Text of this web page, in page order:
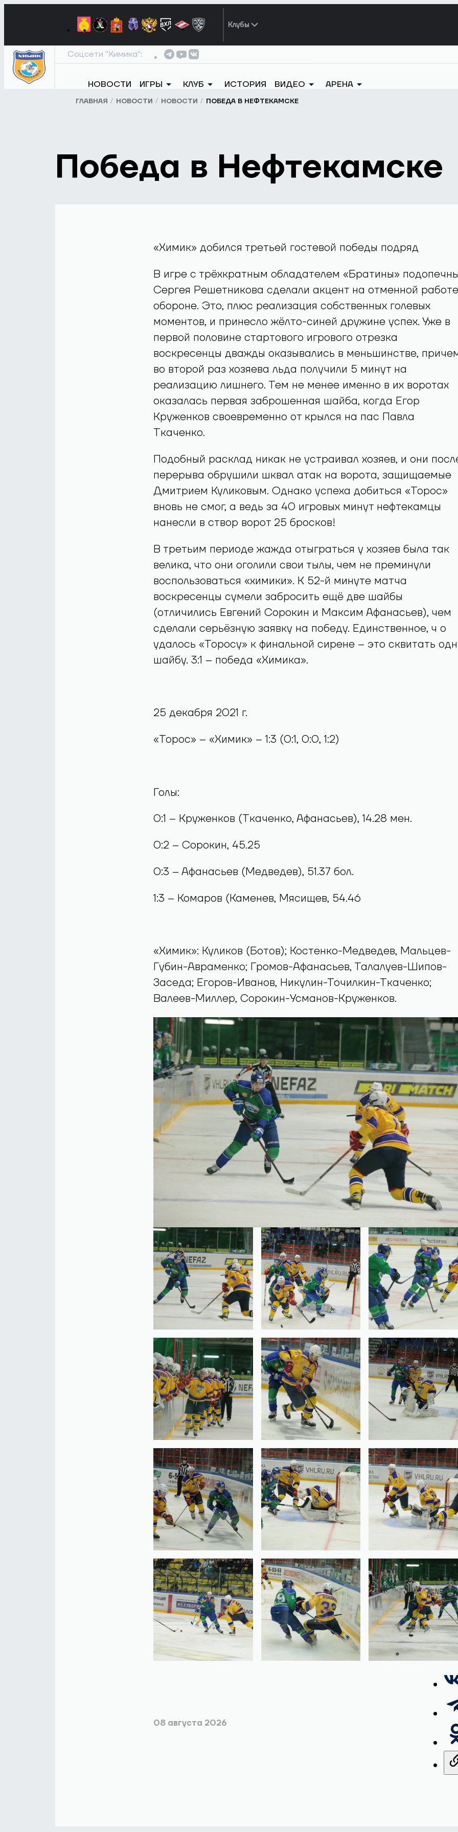
Клубы
Соцсети "Химика":
НОВОСТИ ИГРЫ КЛУБ ИСТОРИЯ ВИДЕО АРЕНА
ГЛАВНАЯ НОВОСТИ НОВОСТИ ПОБЕДА В НЕФТЕКАМСКЕ
Победа в Нефтекамске
«Химик» добился третьей гостевой победы подряд
В игре с трёхкратным обладателем «Братины»
Сергея Решетникова сделали акцент на отменной
обороне. Это, плюс реализация собственных голевых
моментов, и принесло жёлто-синей дружине успех. Уже в
первой половине стартового игрового отрезка
воскресенцы дважды оказывались в меньшинстве,
во второй раз хозяева льда получили 5 минут на
реализацию лишнего. Тем не менее именно в их воротах
оказалась первая заброшенная шайба, когда Егор
Круженков своевременно от крылся на пас Павла
Ткаченко.
Подобный расклад никак не устраивал хозяев, и они
перерыва обрушили шквал атак на ворота, защищаемые
Дмитрием Куликовым. Однако успеха добиться «Торос»
вновь не смог, а ведь за 40 игровых минут нефтекамцы
нанесли в створ ворот 25 бросков!
В третьим периоде жажда отыграться у хозяев была так
велика, что они оголили свои тылы, чем не преминули
воспользоваться «химики». К 52-й минуте матча
воскресенцы сумели забросить ещё две шайбы
(отличились Евгений Сорокин и Максим Афанасьев), чем
сделали серьёзную заявку на победу. Единственное, ч о
удалось «Торосу» к финальной сирене – это сквитать
шайбу. 3:1 – победа «Химика».
25 декабря 2021 г.
«Торос» – «Химик» – 1:3 (0:1, 0:0, 1:2)
Голы:
0:1 – Круженков (Ткаченко, Афанасьев), 14.28 мен.
0:2 – Сорокин, 45.25
0:3 – Афанасьев (Медведев), 51.37 бол.
1:3 – Комаров (Каменев, Мясищев, 54.46
«Химик»: Куликов (Ботов); Костенко-Медведев, Мальцев-
Губин-Авраменко; Громов-Афанасьев, Талалуев-Шипов-
Заседа; Егоров-Иванов, Никулин-Точилкин-Ткаченко;
Валеев-Миллер, Сорокин-Усманов-Круженков.
08 августа 2026